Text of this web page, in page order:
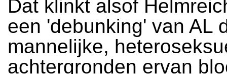
Dat klinkt alsof
een 'debunking' van AL
mannelijke,
achtergronden ervan